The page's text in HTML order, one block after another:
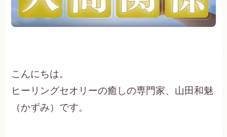
こんにちは。
ヒーリングセオリーの癒しの専門家、山田和魅
（かずみ）です。